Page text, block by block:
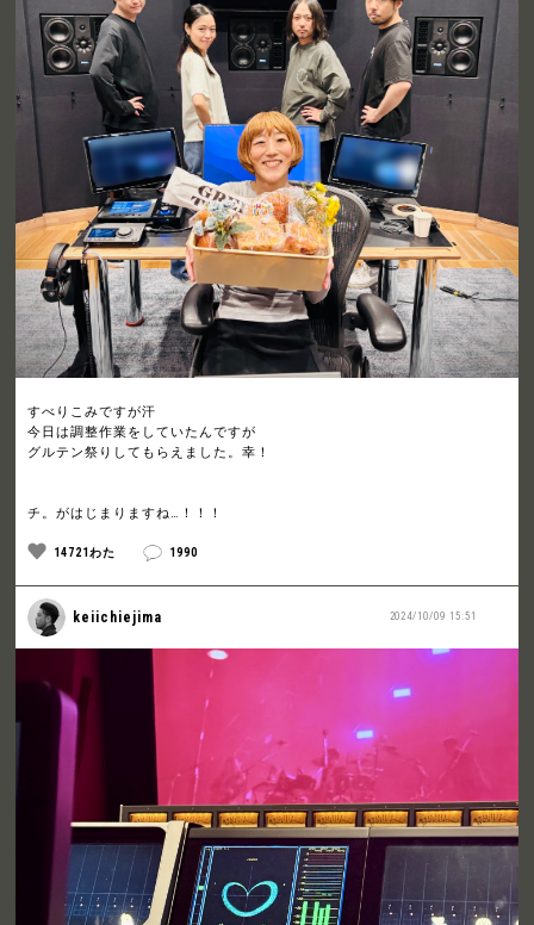
すべりこみですが汗
今日は調整作業をしていたんですが
グルテン祭りしてもらえました。幸！
チ。がはじまりますね…！！！
14721わた 1990
2024/10/09 15:51
keiichiejima